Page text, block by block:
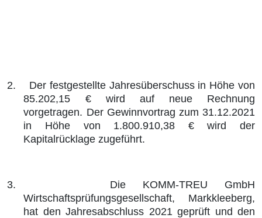
2.
Der festgestellte Jahresüberschuss in Höhe von
85.202,15 € wird auf neue Rechnung
vorgetragen. Der Gewinnvortrag zum 31.12.2021
in Höhe von 1.800.910,38 € wird der
Kapitalrücklage zugeführt.
3.
Die KOMM-TREU GmbH
Wirtschaftsprüfungsgesellschaft, Markkleeberg,
hat den Jahresabschluss 2021 geprüft und den